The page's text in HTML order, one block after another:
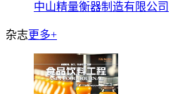
中山精量衡器制造有限公司
杂志更多+